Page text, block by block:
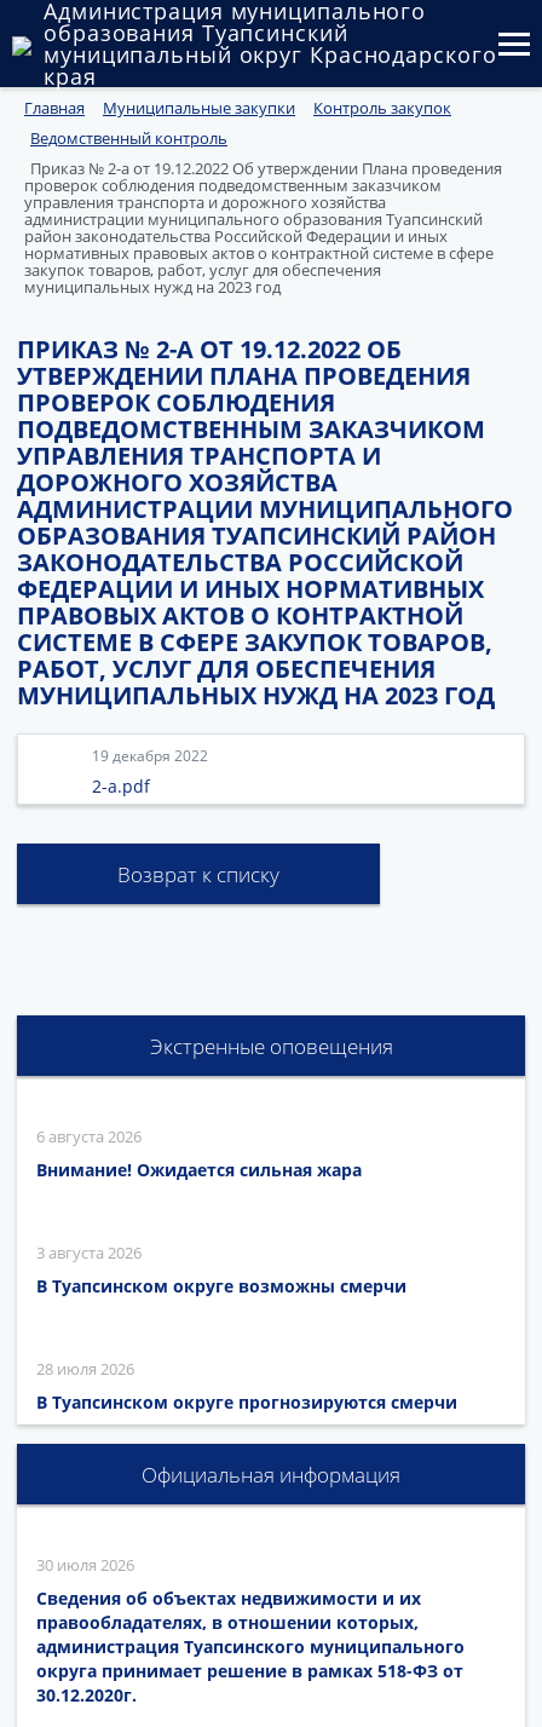
Администрация муниципального
образования Туапсинский
муниципальный округ Краснодарского
края
Округ
Администрация
Муниципальные закупки
Государственный и муниципальный контроль
Публичные слушания и общественные обсуждения
Документы
Главная Муниципальные закупки
Контроль закупок
Ведомственный контроль
Приказ № 2-а от 19.12.2022 Об утверждении Плана проведения
проверок соблюдения подведомственным заказчиком
управления транспорта и дорожного хозяйства
администрации муниципального образования Туапсинский
район законодательства Российской Федерации и иных
нормативных правовых актов о контрактной системе в сфере
закупок товаров, работ, услуг для обеспечения
муниципальных нужд на 2023 год
ПРИКАЗ № 2-А ОТ 19.12.2022 ОБ
УТВЕРЖДЕНИИ ПЛАНА ПРОВЕДЕНИЯ
ПРОВЕРОК СОБЛЮДЕНИЯ
ПОДВЕДОМСТВЕННЫМ ЗАКАЗЧИКОМ
УПРАВЛЕНИЯ ТРАНСПОРТА И
ДОРОЖНОГО ХОЗЯЙСТВА
АДМИНИСТРАЦИИ МУНИЦИПАЛЬНОГО
ОБРАЗОВАНИЯ ТУАПСИНСКИЙ РАЙОН
ЗАКОНОДАТЕЛЬСТВА РОССИЙСКОЙ
ФЕДЕРАЦИИ И ИНЫХ НОРМАТИВНЫХ
ПРАВОВЫХ АКТОВ О КОНТРАКТНОЙ
СИСТЕМЕ В СФЕРЕ ЗАКУПОК ТОВАРОВ,
РАБОТ, УСЛУГ ДЛЯ ОБЕСПЕЧЕНИЯ
МУНИЦИПАЛЬНЫХ НУЖД НА 2023 ГОД
19 декабря 2022
2-а.pdf
Возврат к списку
Экстренные оповещения
6 августа 2026
Внимание! Ожидается сильная жара
3 августа 2026
В Туапсинском округе возможны смерчи
28 июля 2026
В Туапсинском округе прогнозируются смерчи
Официальная информация
30 июля 2026
Сведения об объектах недвижимости и их
правообладателях, в отношении которых,
администрация Туапсинского муниципального
округа принимает решение в рамках 518-ФЗ от
30.12.2020г.